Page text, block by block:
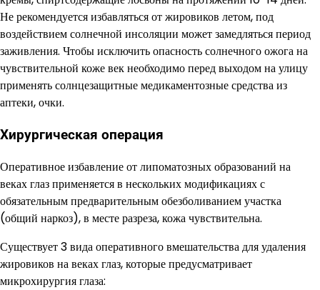
Не рекомендуется избавляться от жировиков летом, под
воздействием солнечной инсоляции может замедляться период
заживления. Чтобы исключить опасность солнечного ожога на
чувствительной коже век необходимо перед выходом на улицу
применять солнцезащитные медикаментозные средства из
аптеки, очки.
Хирургическая операция
Оперативное избавление от липоматозных образований на
веках глаз применяется в нескольких модификациях с
обязательным предварительным обезболиванием участка
(общий наркоз), в месте разреза, кожа чувствительна.
Существует 3 вида оперативного вмешательства для удаления
жировиков на веках глаз, которые предусматривает
микрохирургия глаза: